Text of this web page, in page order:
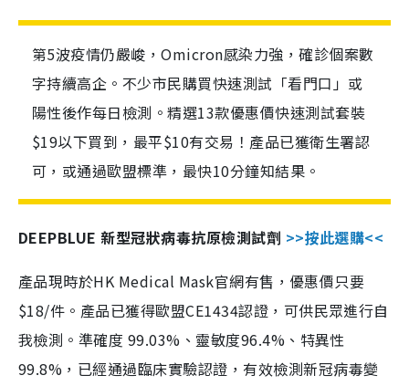
第5波疫情仍嚴峻，Omicron感染力強，確診個案數
字持續高企。不少市民購買快速測試「看門口」或
陽性後作每日檢測。精選13款優惠價快速測試套裝
$19以下買到，最平$10有交易！產品已獲衛生署認
可，或通過歐盟標準，最快10分鐘知結果。
DEEPBLUE 新型冠狀病毒抗原檢測試劑 >>按此選購<<
產品現時於HK Medical Mask官網有售，優惠價只要
$18/件。產品已獲得歐盟CE1434認證，可供民眾進行自
我檢測。準確度 99.03%、靈敏度96.4%、特異性
99.8%，已經通過臨床實驗認證，有效檢測新冠病毒變